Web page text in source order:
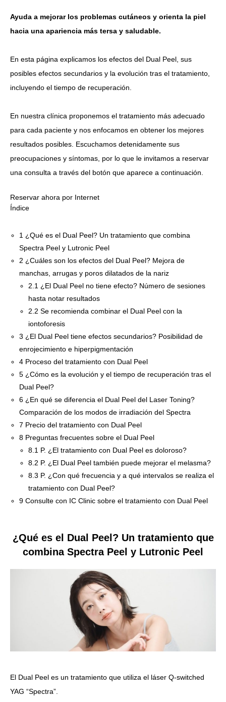
Ayuda a mejorar los problemas cutáneos y orienta la piel
hacia una apariencia más tersa y saludable.
En esta página explicamos los efectos del Dual Peel, sus
posibles efectos secundarios y la evolución tras el tratamiento,
incluyendo el tiempo de recuperación.
En nuestra clínica proponemos el tratamiento más adecuado
para cada paciente y nos enfocamos en obtener los mejores
resultados posibles. Escuchamos detenidamente sus
preocupaciones y síntomas, por lo que le invitamos a reservar
una consulta a través del botón que aparece a continuación.
Reservar ahora por Internet
Índice
1 ¿Qué es el Dual Peel? Un tratamiento que combina
Spectra Peel y Lutronic Peel
2 ¿Cuáles son los efectos del Dual Peel? Mejora de
manchas, arrugas y poros dilatados de la nariz
2.1 ¿El Dual Peel no tiene efecto? Número de sesiones
hasta notar resultados
2.2 Se recomienda combinar el Dual Peel con la
iontoforesis
3 ¿El Dual Peel tiene efectos secundarios? Posibilidad de
enrojecimiento e hiperpigmentación
4 Proceso del tratamiento con Dual Peel
5 ¿Cómo es la evolución y el tiempo de recuperación tras el
Dual Peel?
6 ¿En qué se diferencia el Dual Peel del Laser Toning?
Comparación de los modos de irradiación del Spectra
7 Precio del tratamiento con Dual Peel
8 Preguntas frecuentes sobre el Dual Peel
8.1 P. ¿El tratamiento con Dual Peel es doloroso?
8.2 P. ¿El Dual Peel también puede mejorar el melasma?
8.3 P. ¿Con qué frecuencia y a qué intervalos se realiza el
tratamiento con Dual Peel?
9 Consulte con IC Clinic sobre el tratamiento con Dual Peel
¿Qué es el Dual Peel? Un tratamiento que
combina Spectra Peel y Lutronic Peel
El Dual Peel es un tratamiento que utiliza el láser Q-switched
YAG “Spectra”.